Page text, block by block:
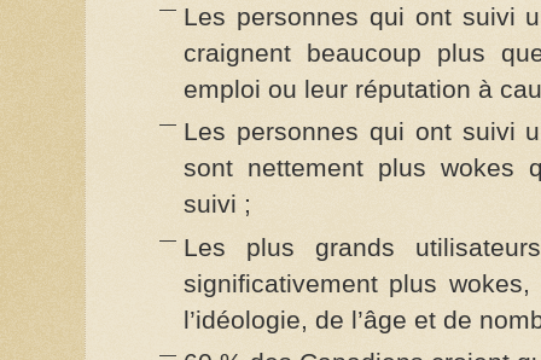
Les personnes qui ont suivi
craignent beaucoup plus
emploi ou leur réputation à
Les personnes qui ont suivi
sont nettement plus wokes
suivi ;
Les plus grands
significativement plus
l’idéologie, de l’âge et de